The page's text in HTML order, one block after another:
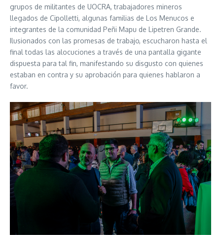
grupos de militantes de UOCRA, trabajadores mineros
llegados de Cipolletti, algunas familias de Los Menucos e
integrantes de la comunidad Peñi Mapu de Lipetren Grande.
Ilusionados con las promesas de trabajo, escucharon hasta el
final todas las alocuciones a través de una pantalla gigante
dispuesta para tal fin, manifestando su disgusto con quienes
estaban en contra y su aprobación para quienes hablaron a
favor.